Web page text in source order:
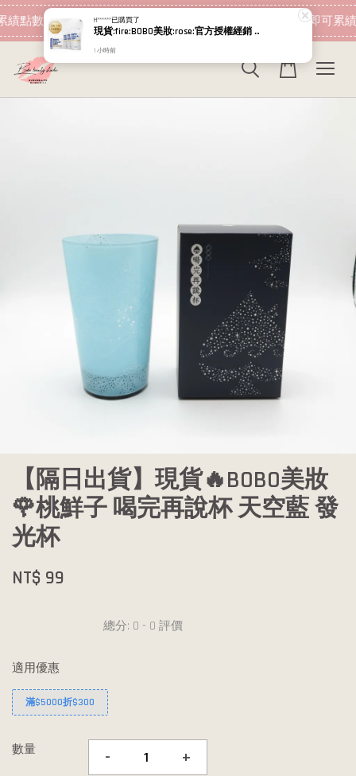
點數 下筆消費即可折抵 加入會員 消費即可累績
【隔日出貨】現貨🔥BOBO美妝
🌹桃鮮子 喝完再說杯 天空藍 發
光杯
NT$ 99
總分: 0 - 0 評價
適用優惠
滿$5000折$300
數量 - +
H******已購買了
現貨:fire:BOBO美妝:rose:官方授權經銷 日本NIPPI 日本製100%純膠原蛋白胜肽白金版 1盒3袋(附5g湯匙) 易吸收
1 小時前